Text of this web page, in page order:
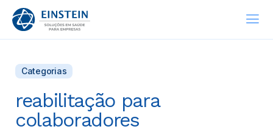
Categorias
reabilitação para
colaboradores